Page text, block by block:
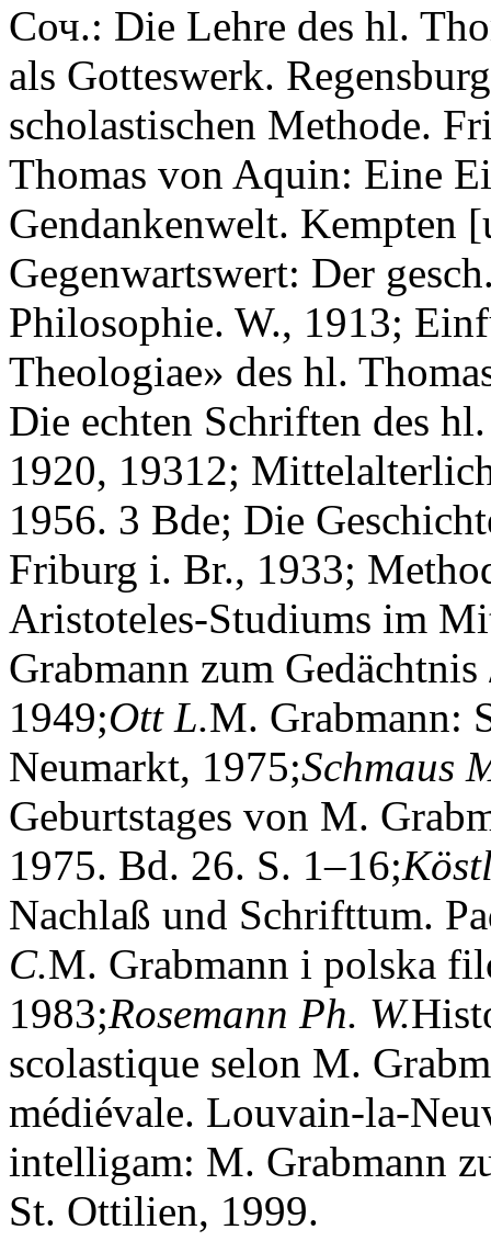
Соч.: Die Lehre des hl.
als Gotteswerk.
scholastischen Methode.
Thomas von Aquin: Eine
Gendankenwelt. Kempten
Gegenwartswert: Der
Philosophie. W., 1913;
Theologiae» des hl.
Die echten Schriften des
1920, 19312;
1956. 3 Bde; Die
Friburg i. Br., 1933;
Aristoteles-Studiums im
Grabmann zum
1949;Ott L.M. Grabmann:
Neumarkt, 1975;Schmaus
Geburtstages von M.
1975. Bd. 26. S. 1–16;
Nachlaß und Schrifttum.
C.M. Grabmann i polska
1983;Rosemann Ph. W.
scolastique selon M.
médiévale. Louvain-la-
intelligam: M. Grabmann
St. Ottilien, 1999.